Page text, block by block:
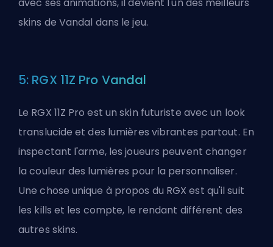
skins de Vandal dans le jeu.
5: RGX 11Z Pro Vandal
Le RGX 11Z Pro est un skin futuriste avec un look
translucide et des lumières vibrantes partout. En
inspectant l'arme, les joueurs peuvent changer
la couleur des lumières pour la personnaliser.
Une chose unique à propos du RGX est qu'il suit
les kills et les compte, le rendant différent des
autres skins.